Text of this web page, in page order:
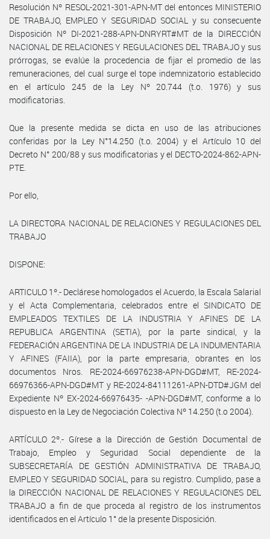
Resolución Nº RESOL-2021-301-APN-MT del entonces MINISTERIO
DE TRABAJO, EMPLEO Y SEGURIDAD SOCIAL y su consecuente
Disposición Nº DI-2021-288-APN-DNRYRT#MT de la DIRECCIÓN
NACIONAL DE RELACIONES Y REGULACIONES DEL TRABAJO y sus
prórrogas, se evalúe la procedencia de fijar el promedio de las
remuneraciones, del cual surge el tope indemnizatorio establecido
en el artículo 245 de la Ley Nº 20.744 (t.o. 1976) y sus
modificatorias.
Que la presente medida se dicta en uso de las atribuciones
conferidas por la Ley N°14.250 (t.o. 2004) y el Artículo 10 del
Decreto N° 200/88 y sus modificatorias y el DECTO-2024-862-APN-
PTE.
Por ello,
LA DIRECTORA NACIONAL DE RELACIONES Y REGULACIONES DEL
TRABAJO
DISPONE:
ARTICULO 1º.- Declárese homologados el Acuerdo, la Escala Salarial
y el Acta Complementaria, celebrados entre el SINDICATO DE
EMPLEADOS TEXTILES DE LA INDUSTRIA Y AFINES DE LA
REPUBLICA ARGENTINA (SETIA), por la parte sindical, y la
FEDERACIÓN ARGENTINA DE LA INDUSTRIA DE LA INDUMENTARIA
Y AFINES (FAIIA), por la parte empresaria, obrantes en los
documentos Nros. RE-2024-66976238-APN-DGD#MT, RE-2024-
66976366-APN-DGD#MT y RE-2024-84111261-APN-DTD#JGM del
Expediente Nº EX-2024-66976435- -APN-DGD#MT, conforme a lo
dispuesto en la Ley de Negociación Colectiva Nº 14.250 (t.o 2004).
ARTÍCULO 2º.- Gírese a la Dirección de Gestión Documental de
Trabajo, Empleo y Seguridad Social dependiente de la
SUBSECRETARÍA DE GESTIÓN ADMINISTRATIVA DE TRABAJO,
EMPLEO Y SEGURIDAD SOCIAL, para su registro. Cumplido, pase a
la DIRECCIÓN NACIONAL DE RELACIONES Y REGULACIONES DEL
TRABAJO a fin de que proceda al registro de los instrumentos
identificados en el Artículo 1° de la presente Disposición.